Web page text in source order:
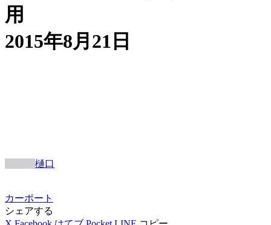
用
2015年8月21日
樋口
カーポート
シェアする